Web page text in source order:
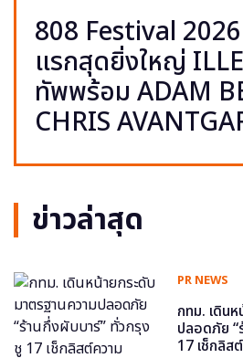
808 Festival
แรกสุดยิ่งใหญ่
ทัพพร้อม ADAM
CHRIS
ข่าวล่าสุด
PR NEWS
กทม. เดิน
ปลอดภัย “
17 เช็กลิส